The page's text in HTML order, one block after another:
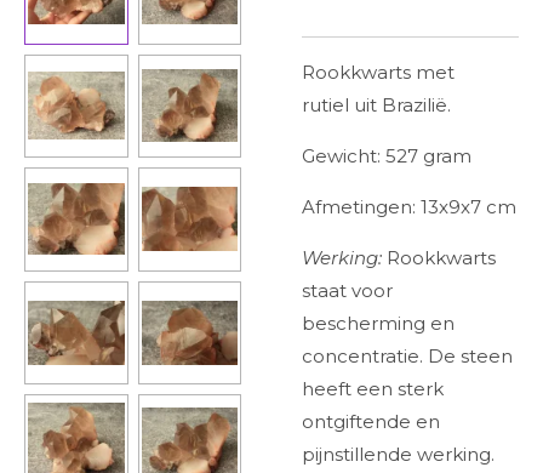
Rookkwarts met
rutiel uit Brazilië.
Gewicht: 527 gram
Afmetingen: 13x9x7 cm
Werking: Rookkwarts
staat voor
bescherming en
concentratie. De steen
heeft een sterk
ontgiftende en
pijnstillende werking.